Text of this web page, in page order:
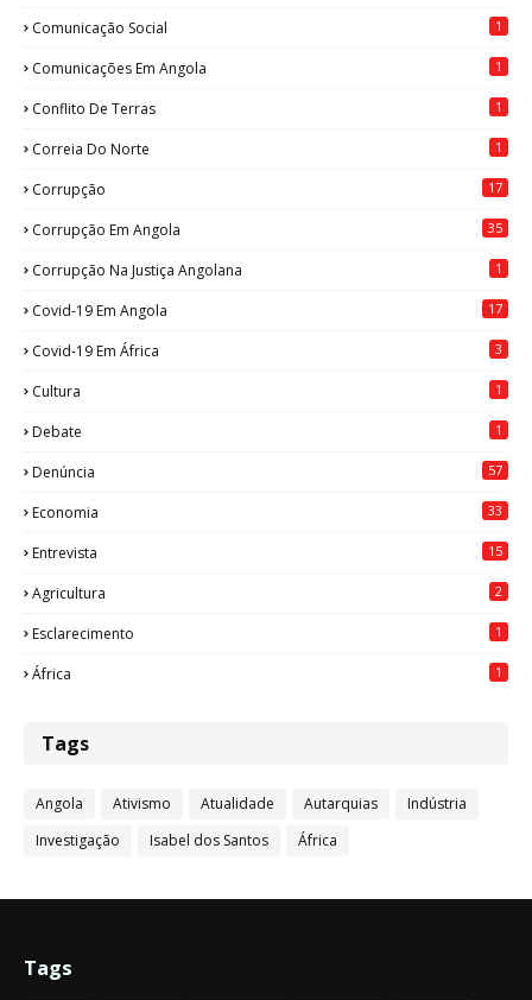
Comunicação Social 1
Comunicações Em Angola 1
Conflito De Terras 1
Correia Do Norte 1
Corrupção 17
Corrupção Em Angola 35
Corrupção Na Justiça Angolana 1
Covid-19 Em Angola 17
Covid-19 Em África 3
Cultura 1
Debate 1
Denúncia 57
Economia 33
Entrevista 15
Agricultura 2
Esclarecimento 1
África 1
Tags
Angola Ativismo Atualidade Autarquias
Indústria
Investigação
Isabel dos Santos África
Tags